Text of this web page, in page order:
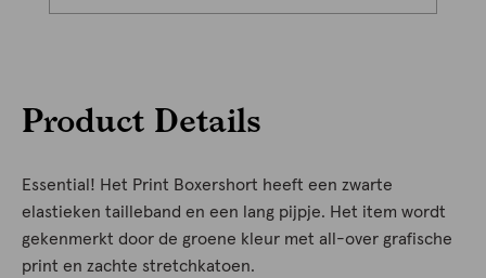
Product Details
Essential! Het Print Boxershort heeft een zwarte
elastieken tailleband en een lang pijpje. Het item wordt
gekenmerkt door de groene kleur met all-over grafische
print en zachte stretchkatoen.